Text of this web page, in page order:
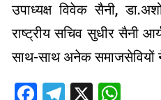
उपाध्यक्ष विवेक सैनी,
राष्ट्रीय सचिव सुधीर सैनी
साथ-साथ अनेक समाजसेवियों
Facebook
Telegram
X